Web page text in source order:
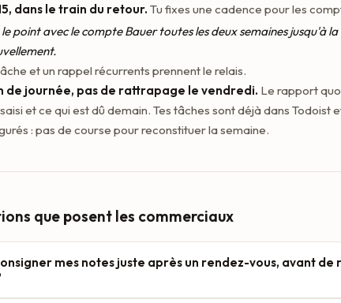
dans le train du retour. Tu fixes une cadence pour les
point avec le compte Bauer toutes les deux semaines jusqu'à la
et un rappel récurrents prennent le relais.
de journée, pas de rattrapage le vendredi. Le rapport
et ce qui est dû demain. Tes tâches sont déjà dans Todoist
: pas de course pour reconstituer la semaine.
que posent les commerciaux
mes notes juste après un rendez-vous, avant de